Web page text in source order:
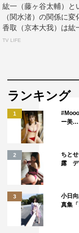
ごくたくさん撮影
の皆さんとも仲を
きて、すごく楽し
と思います。何よ
また皆さんと集ま
最終話あらすじ
図らずも、西島いつ
しま子（大地真央
カー「カヅキビー
て現在は無給で下宿
バレてしまった設
くしま子だが、「
紘一（藤ヶ谷太輔）と
（関水渚）の関係に変
香取（京本大我）は紘
TV LIFE
ランキング
1
ー美…
2
ちと
露 デ
3
小日
真集